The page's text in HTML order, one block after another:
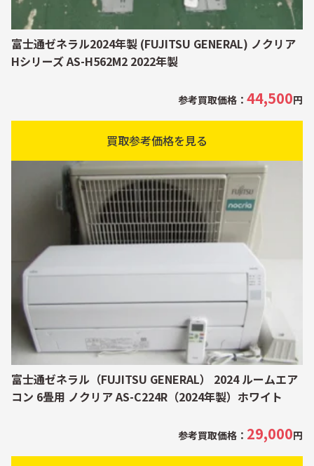
富士通ゼネラル2024年製 (FUJITSU GENERAL) ノクリア
Hシリーズ AS-H562M2 2022年製
参考買取価格： 44,500円
買取参考価格を見る
富士通ゼネラル（FUJITSU GENERAL） 2024 ルームエア
コン 6畳用 ノクリア AS-C224R（2024年製）ホワイト
参考買取価格： 29,000円